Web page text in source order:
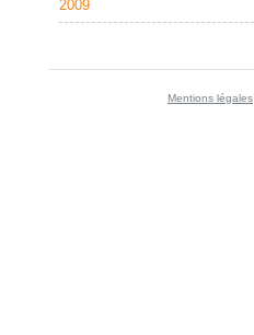
2009
Mentions légales